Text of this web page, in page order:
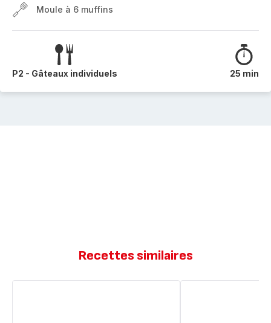
Moule à 6 muffins
P2 - Gâteaux individuels 25 min
Recettes similaires